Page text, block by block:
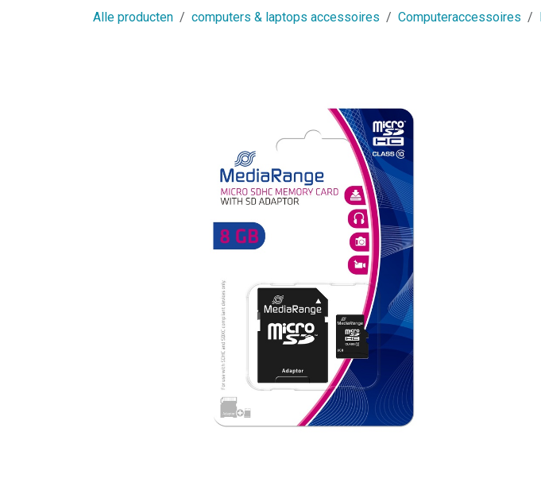
Alle producten computers & laptops accessoires Computeraccessoires